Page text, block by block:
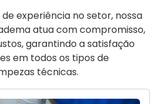
experiência no setor, nossa
atua com compromisso,
garantindo a satisfação
em todos os tipos de
técnicas.